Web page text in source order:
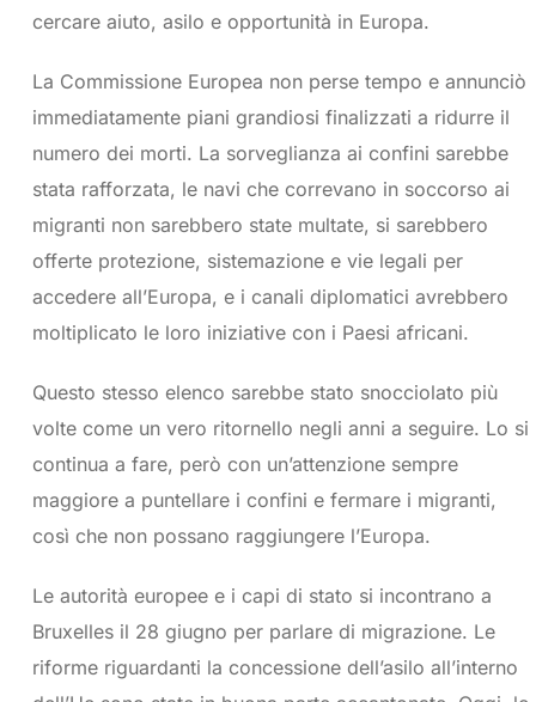
cercare aiuto, asilo e opportunità in Europa.
La Commissione Europea non perse tempo e annunciò
immediatamente piani grandiosi finalizzati a ridurre il
numero dei morti. La sorveglianza ai confini sarebbe
stata rafforzata, le navi che correvano in soccorso ai
migranti non sarebbero state multate, si sarebbero
offerte protezione, sistemazione e vie legali per
accedere all’Europa, e i canali diplomatici avrebbero
moltiplicato le loro iniziative con i Paesi africani.
Questo stesso elenco sarebbe stato snocciolato più
volte come un vero ritornello negli anni a seguire. Lo si
continua a fare, però con un’attenzione sempre
maggiore a puntellare i confini e fermare i migranti,
così che non possano raggiungere l’Europa.
Le autorità europee e i capi di stato si incontrano a
Bruxelles il 28 giugno per parlare di migrazione. Le
riforme riguardanti la concessione dell’asilo all’interno